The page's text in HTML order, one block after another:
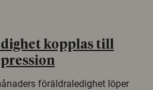
kopplas till
föräldraledighet löper